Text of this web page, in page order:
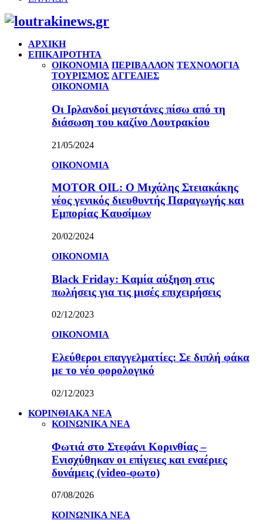
Facebook
Twitter
Instagram
Pinterest
Youtube
ΑΡΧΙΚΗ
ΕΠΙΚΑΙΡΟΤΗΤΑ
ΟΙΚΟΝΟΜΙΑ ΠΕΡΙΒΑΛΛΟΝ ΤΕΧΝΟΛΟΓΙΑ
ΤΟΥΡΙΣΜΟΣ ΑΓΓΕΛΙΕΣ
ΟΙΚΟΝΟΜΙΑ
Οι Ιρλανδοί μεγιστάνες πίσω από τη
διάσωση του καζίνο Λουτρακίου
21/05/2024
ΟΙΚΟΝΟΜΙΑ
MOTOR OIL: Ο Μιχάλης Στειακάκης
νέος γενικός διευθυντής Παραγωγής και
Εμπορίας Καυσίμων
20/02/2024
ΟΙΚΟΝΟΜΙΑ
Black Friday: Καμία αύξηση στις
πωλήσεις για τις μισές επιχειρήσεις
02/12/2023
ΟΙΚΟΝΟΜΙΑ
Ελεύθεροι επαγγελματίες: Σε διπλή φάκα
με το νέο φορολογικό
02/12/2023
ΚΟΡΙΝΘΙΑΚΑ ΝΕΑ
ΚΟΙΝΩΝΙΚΑ ΝΕΑ
Φωτιά στο Στεφάνι Κορινθίας –
Ενισχύθηκαν οι επίγειες και εναέριες
δυνάμεις (video-φωτο)
07/08/2026
ΚΟΙΝΩΝΙΚΑ ΝΕΑ